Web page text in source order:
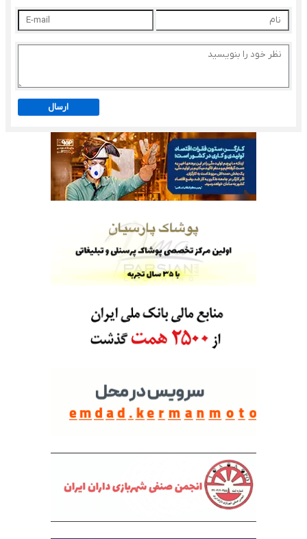
ارسال